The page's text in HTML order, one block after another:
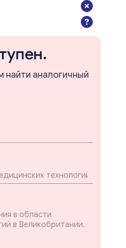
найти аналогичный